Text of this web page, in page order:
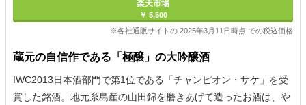
楽天市場
￥ 5,500
※各社通販サイトの 2025年3月11日時点 での税込価格
蔵元の自信作である「極醸」の大吟醸酒
IWC2013日本酒部門で第1位である「チャンピオン・サケ」を受
賞した銘酒。地元糸島産の山田錦を磨きあげて造ったお酒は、や